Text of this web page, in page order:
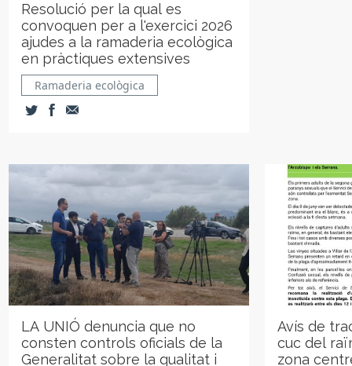
Resolució per la qual es
convoquen per a l'exercici 2026
ajudes a la ramaderia ecològica
en pràctiques extensives
Ramaderia ecològica
LA UNIÓ denuncia que no
consten controls oficials de la
Generalitat sobre la qualitat i
Avís de
cuc del
zona